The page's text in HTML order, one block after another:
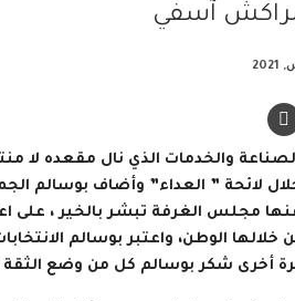
مراكش آسفي
والخدمات الذي نال مقعده لا
لائحة ” العداء” وأضاف بوسالم
مجلس الغرفة تبشر بالخير ، على
الوطن، واعتبر بوسالم
أخرى شكر بوسالم كل من وضع الثقة